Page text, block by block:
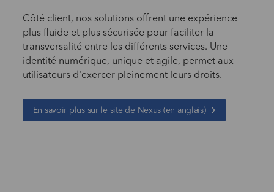
Côté client, nos solutions offrent une expérience
plus fluide et plus sécurisée pour faciliter la
transversalité entre les différents services. Une
identité numérique, unique et agile, permet aux
utilisateurs d'exercer pleinement leurs droits.
En savoir plus sur le site de Nexus (en anglais)